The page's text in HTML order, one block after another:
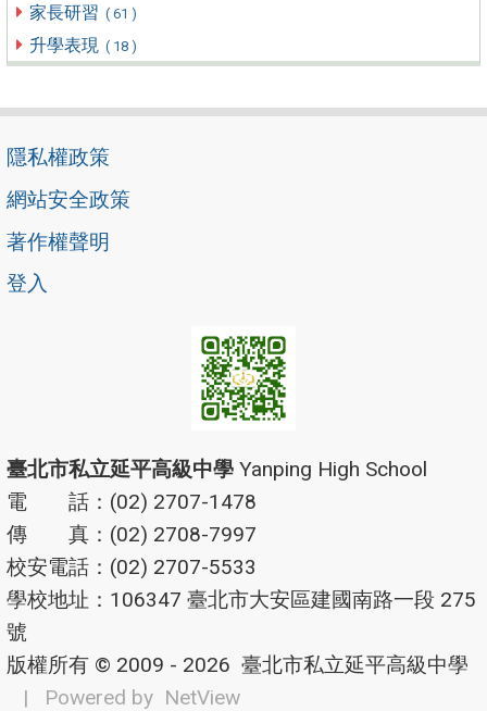
家長研習 ( 61 )
升學表現 ( 18 )
隱私權政策
網站安全政策
著作權聲明
登入
臺北市私立延平高級中學 Yanping High School
電 話：(02) 2707-1478
傳 真：(02) 2708-7997
校安電話：(02) 2707-5533
學校地址：106347 臺北市大安區建國南路一段 275
號
版權所有 © 2009 - 2026 臺北市私立延平高級中學
| Powered by NetView